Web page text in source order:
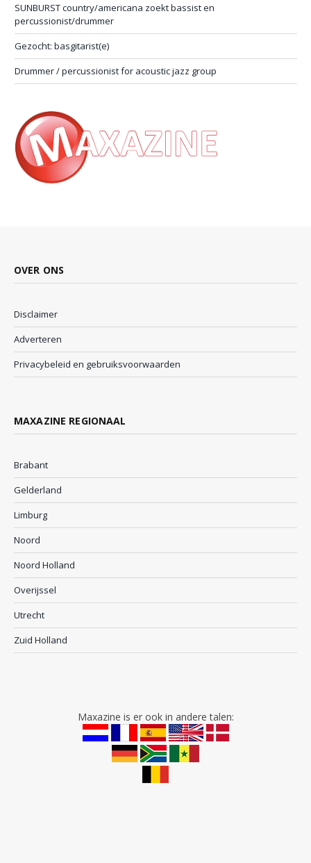
SUNBURST country/americana zoekt bassist en
percussionist/drummer
Gezocht: basgitarist(e)
Drummer / percussionist for acoustic jazz group
OVER ONS
Disclaimer
Adverteren
Privacybeleid en gebruiksvoorwaarden
MAXAZINE REGIONAAL
Brabant
Gelderland
Limburg
Noord
Noord Holland
Overijssel
Utrecht
Zuid Holland
Maxazine is er ook in andere talen: